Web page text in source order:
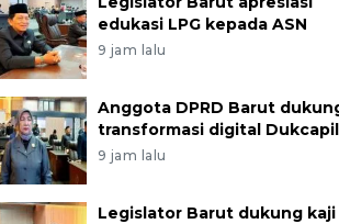
edukasi LPG kepada ASN
9 jam lalu
Anggota DPRD Barut
transformasi digital Dukcapil
9 jam lalu
Legislator Barut dukung kaji